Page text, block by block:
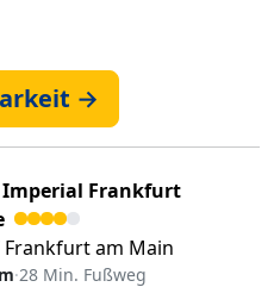
→
Imperial Frankfurt
Frankfurt am Main
·28 Min. Fußweg